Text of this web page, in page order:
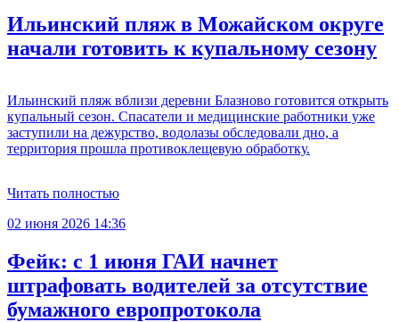
Ильинский пляж в Можайском округе
начали готовить к купальному сезону
Ильинский пляж вблизи деревни Блазново готовится открыть
купальный сезон. Спасатели и медицинские работники уже
заступили на дежурство, водолазы обследовали дно, а
территория прошла противоклещевую обработку.
Читать полностью
02 июня 2026 14:36
Фейк: с 1 июня ГАИ начнет
штрафовать водителей за отсутствие
бумажного европротокола